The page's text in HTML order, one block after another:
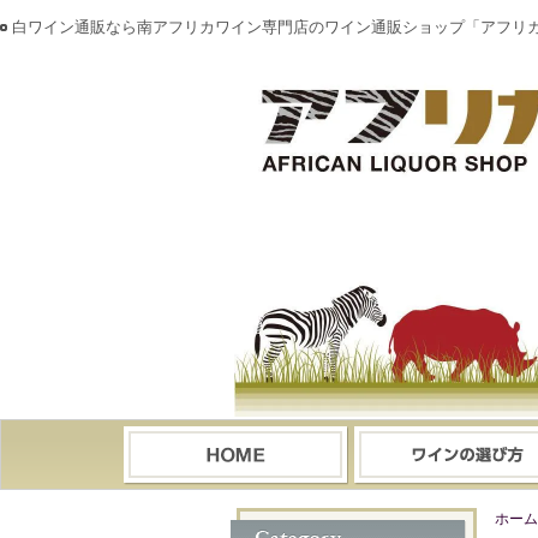
白ワイン通販なら南アフリカワイン専門店のワイン通販ショップ「アフリ
ホーム